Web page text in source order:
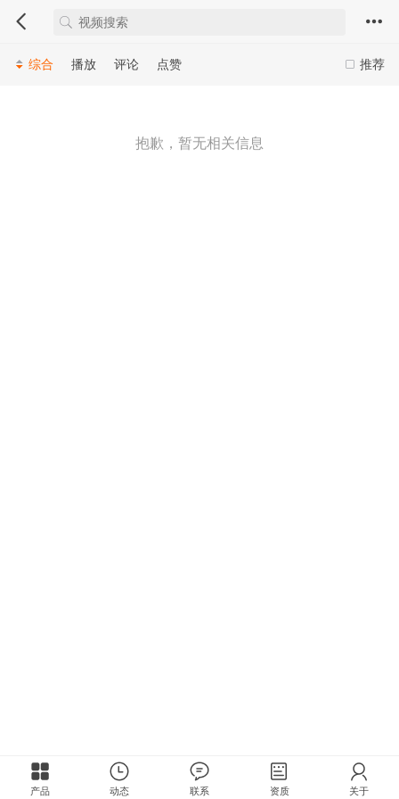
推荐
综合 播放 评论 点赞
抱歉，暂无相关信息
产品 动态 联系 资质 关于